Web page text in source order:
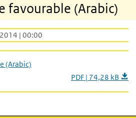
favourable (Arabic)
| 00:00
(Arabic)
PDF | 74,28 kB